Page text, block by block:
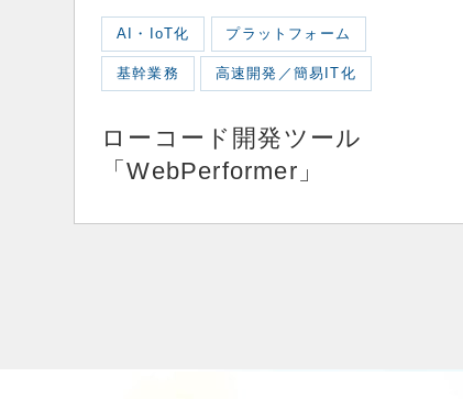
AI・IoT化 プラットフォーム
基幹業務 高速開発／簡易IT化
ローコード開発ツール
「WebPerformer」